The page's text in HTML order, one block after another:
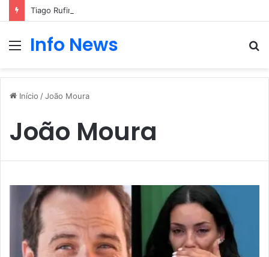
Tiago Rufino desabafa após ser expulso de casa
Menu
Info News
Início /João Moura
João Moura